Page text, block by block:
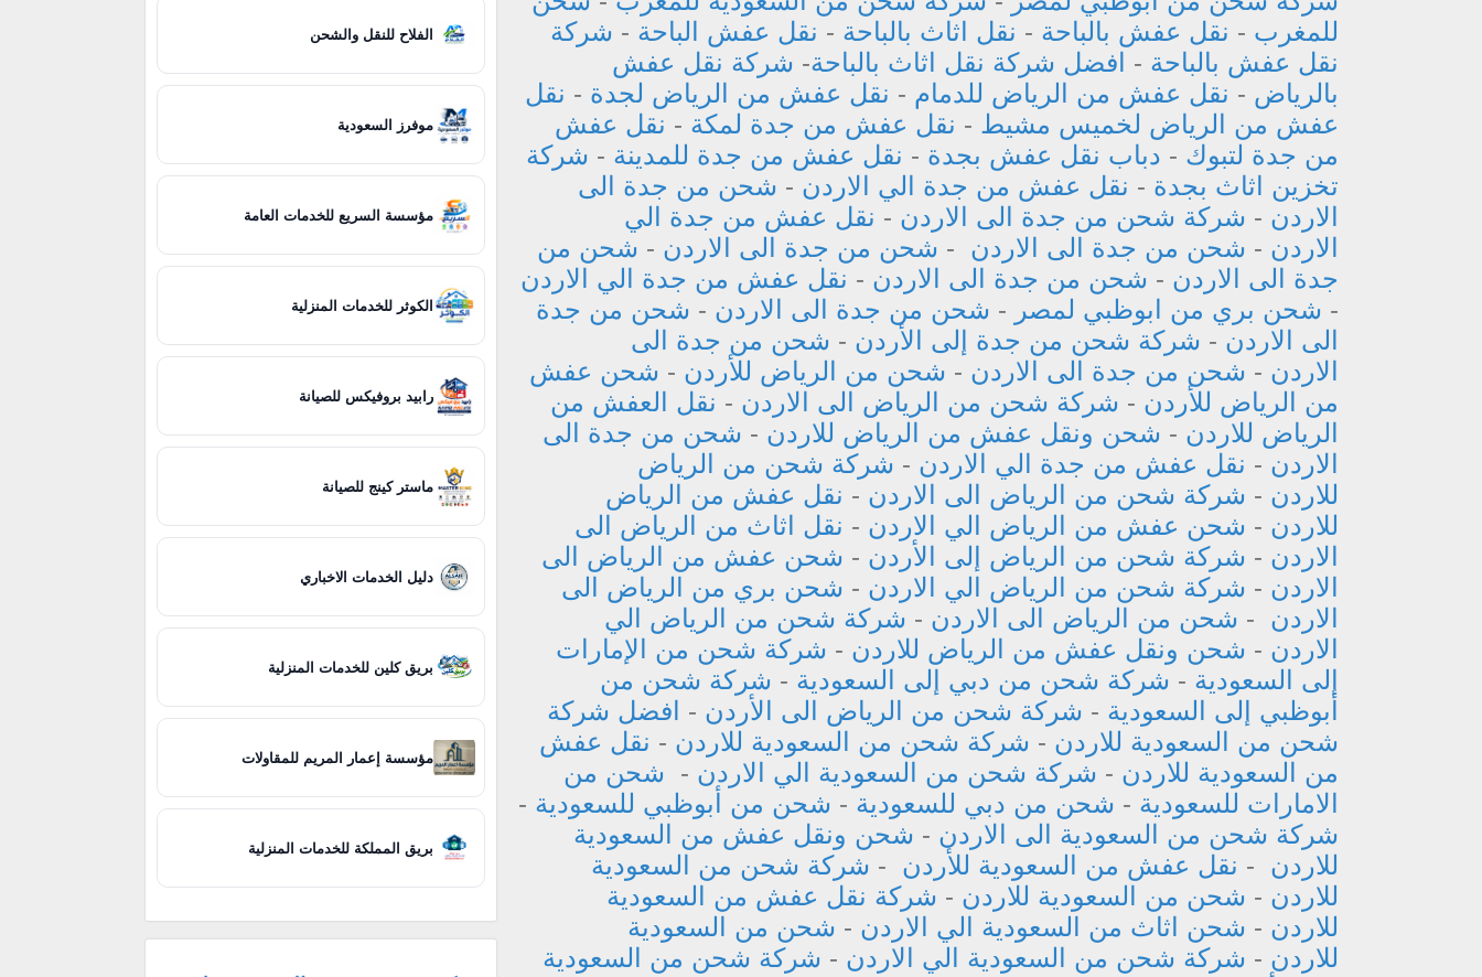
للمغرب - نقل عفش بالباحة - نقل اثاث بالباحة - نقل عفش الباحة - شركة
نقل عفش بالباحة - افضل شركة نقل اثاث بالباحة- شركة نقل عفش
بالرياض - نقل عفش من الرياض للدمام - نقل عفش من الرياض لجدة - نقل
عفش من الرياض لخميس مشيط - نقل عفش من جدة لمكة - نقل عفش
من جدة لتبوك - دباب نقل عفش بجدة - نقل عفش من جدة للمدينة - شركة
تخزين اثاث بجدة - نقل عفش من جدة الي الاردن - شحن من جدة الى
الاردن - شركة شحن من جدة الى الاردن - نقل عفش من جدة الي
الاردن - شحن من جدة الى الاردن - شحن من جدة الى الاردن - شحن من
جدة الى الاردن - شحن من جدة الى الاردن - نقل عفش من جدة الي الاردن
- شحن بري من ابوظبي لمصر - شحن من جدة الى الاردن - شحن من جدة
الى الاردن - شركة شحن من جدة إلى الأردن - شحن من جدة الى
الاردن - شحن من جدة الى الاردن - شحن من الرياض للأردن - شحن عفش
من الرياض للأردن - شركة شحن من الرياض الى الاردن - نقل العفش من
الرياض للاردن - شحن ونقل عفش من الرياض للاردن - شحن من جدة الى
الاردن - نقل عفش من جدة الي الاردن - شركة شحن من الرياض
للاردن - شركة شحن من الرياض الى الاردن - نقل عفش من الرياض
للاردن - شحن عفش من الرياض الي الاردن - نقل اثاث من الرياض الى
الاردن - شركة شحن من الرياض إلى الأردن - شحن عفش من الرياض الى
الاردن - شركة شحن من الرياض الي الاردن - شحن بري من الرياض الى
الاردن - شحن من الرياض الى الاردن - شركة شحن من الرياض الي
الاردن - شحن ونقل عفش من الرياض للاردن - شركة شحن من الإمارات
إلى السعودية - شركة شحن من دبي إلى السعودية - شركة شحن من
أبوظبي إلى السعودية - شركة شحن من الرياض الى الأردن - افضل شركة
شحن من السعودية للاردن - شركة شحن من السعودية للاردن - نقل عفش
من السعودية للاردن - شركة شحن من السعودية الي الاردن - شحن من
الامارات للسعودية - شحن من دبي للسعودية - شحن من أبوظبي للسعودية -
شركة شحن من السعودية الى الاردن - شحن ونقل عفش من السعودية
للاردن - نقل عفش من السعودية للأردن - شركة شحن من السعودية
للاردن - شحن من السعودية للاردن - شركة نقل عفش من السعودية
للاردن - شحن اثاث من السعودية الي الاردن - شحن من السعودية
للاردن - شركة شحن من السعودية الي الاردن - شركة شحن من السعودية
الفلاح للنقل والشحن
موفرز السعودية
مؤسسة السريع للخدمات العامة
الكوثر للخدمات المنزلية
رابيد بروفيكس للصيانة
ماستر كينج للصيانة
دليل الخدمات الاخباري
بريق كلين للخدمات المنزلية
مؤسسة إعمار المريم للمقاولات
بريق المملكة للخدمات المنزلية